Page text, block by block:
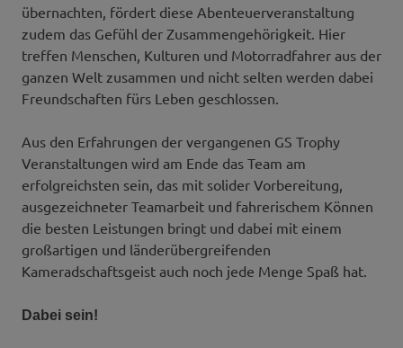
übernachten, fördert diese Abenteuerveranstaltung
zudem das Gefühl der Zusammengehörigkeit. Hier
treffen Menschen, Kulturen und Motorradfahrer aus der
ganzen Welt zusammen und nicht selten werden dabei
Freundschaften fürs Leben geschlossen.
Aus den Erfahrungen der vergangenen GS Trophy
Veranstaltungen wird am Ende das Team am
erfolgreichsten sein, das mit solider Vorbereitung,
ausgezeichneter Teamarbeit und fahrerischem Können
die besten Leistungen bringt und dabei mit einem
großartigen und länderübergreifenden
Kameradschaftsgeist auch noch jede Menge Spaß hat.
Dabei sein!